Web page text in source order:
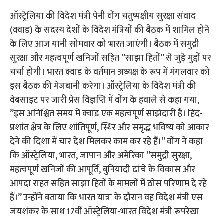
ऑस्ट्रेलिया की विदेश मंत्री पेनी वोंग चतुष्पक्षीय सुरक्षा संवाद
(क्वाड) के सदस्य देशों के विदेश मंत्रियों की बैठक में शामिल होने
के लिए आज यानी सोमवार को भारत जाएंगी। बैठक में समुद्री
सुरक्षा और महत्वपूर्ण खनिजों सहित ”साझा हितों” से जुड़े मुद्दों पर
चर्चा होगी। भारत क्वाड के वर्तमान अध्यक्ष के रूप में मंगलवार को
इस बैठक की मेजबानी करेगा। ऑस्ट्रेलिया के विदेश मंत्री की
वेबसाइट पर जारी प्रेस विज्ञप्ति में वोंग के हवाले से कहा गया,
”इस अनिश्चित समय में क्वाड एक महत्वपूर्ण साझेदारी है। हिंद-
प्रशांत क्षेत्र के लिए शांतिपूर्ण, स्थिर और समृद्ध भविष्य को आकार
देने की दिशा में चार देश मिलकर काम कर रहे हैं।” वोंग ने कहा
कि ऑस्ट्रेलिया, भारत, जापान और अमेरिका ”समुद्री सुरक्षा,
महत्वपूर्ण खनिजों की आपूर्ति, बुनियादी ढांचे के विकास और
आपदा राहत सहित साझा हितों के मामलों में ठोस परिणाम दे रहे
हैं।” उन्होंने बताया कि भारत यात्रा के दौरान वह विदेश मंत्री एस
जयशंकर के साथ 17वीं ऑस्ट्रेलिया-भारत विदेश मंत्री रूपरेखा